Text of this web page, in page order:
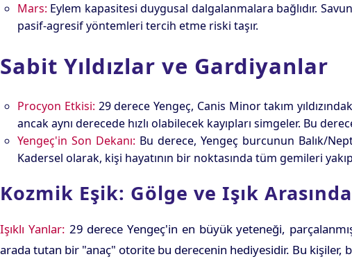
Mars: Eylem kapasitesi duygusal dalgalanmalara bağlıdır.
pasif-agresif yöntemleri tercih etme riski taşır.
Sabit Yıldızlar ve Gardiyanlar
Procyon Etkisi: 29 derece Yengeç, Canis Minor takım
ancak aynı derecede hızlı olabilecek kayıpları simgeler. Bu
Yengeç'in Son Dekanı: Bu derece, Yengeç burcunun Balık/
Kadersel olarak, kişi hayatının bir noktasında tüm gemileri
Kozmik Eşik: Gölge ve Işık
Işıklı Yanlar: 29 derece Yengeç'in en büyük yeteneği,
arada tutan bir "anaç" otorite bu derecenin hediyesidir. Bu kişiler,